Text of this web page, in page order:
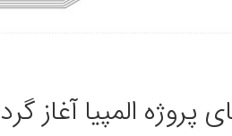
المپیا آغاز